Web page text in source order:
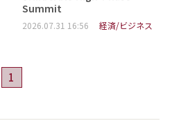
Summit
2026.07.31 16:56 経済/ビジネス
1